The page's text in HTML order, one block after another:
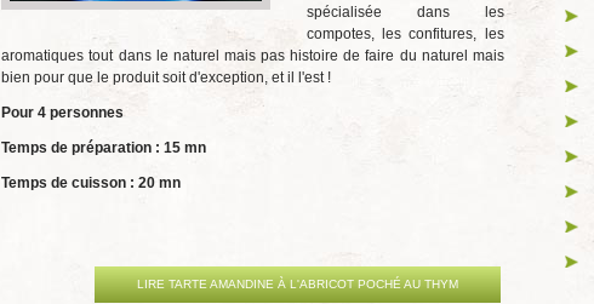
spécialisée dans les
compotes, les confitures, les
aromatiques tout dans le naturel mais pas histoire de faire du naturel mais
bien pour que le produit soit d'exception, et il l'est !
Pour 4 personnes
Temps de préparation : 15 mn
Temps de cuisson : 20 mn
LIRE TARTE AMANDINE À L'ABRICOT POCHÉ AU THYM